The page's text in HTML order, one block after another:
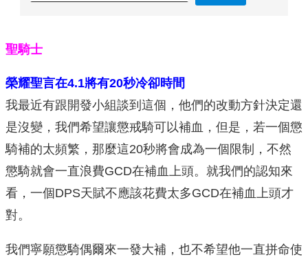
聖騎士
榮耀聖言在4.1將有20秒冷卻時間
我最近有跟開發小組談到這個，他們的改動方針決定還
是沒變，我們希望讓懲戒騎可以補血，但是，若一個懲
騎補的太頻繁，那麼這20秒將會成為一個限制，不然
懲騎就會一直浪費GCD在補血上頭。就我們的認知來
看，一個DPS天賦不應該花費太多GCD在補血上頭才
對。
我們寧願懲騎偶爾來一發大補，也不希望他一直拼命使